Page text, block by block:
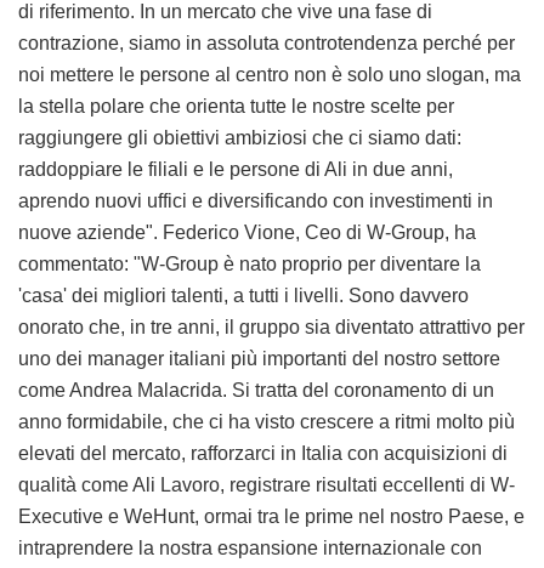
di riferimento. In un mercato che vive una fase di
contrazione, siamo in assoluta controtendenza perché per
noi mettere le persone al centro non è solo uno slogan, ma
la stella polare che orienta tutte le nostre scelte per
raggiungere gli obiettivi ambiziosi che ci siamo dati:
raddoppiare le filiali e le persone di Ali in due anni,
aprendo nuovi uffici e diversificando con investimenti in
nuove aziende". Federico Vione, Ceo di W-Group, ha
commentato: "W-Group è nato proprio per diventare la
'casa' dei migliori talenti, a tutti i livelli. Sono davvero
onorato che, in tre anni, il gruppo sia diventato attrattivo per
uno dei manager italiani più importanti del nostro settore
come Andrea Malacrida. Si tratta del coronamento di un
anno formidabile, che ci ha visto crescere a ritmi molto più
elevati del mercato, rafforzarci in Italia con acquisizioni di
qualità come Ali Lavoro, registrare risultati eccellenti di W-
Executive e WeHunt, ormai tra le prime nel nostro Paese, e
intraprendere la nostra espansione internazionale con